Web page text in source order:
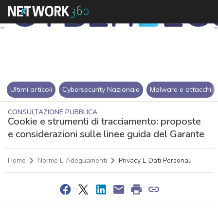
Ultimi articoli Cybersecurity Nazionale Malware e attacchi
CONSULTAZIONE PUBBLICA
Cookie e strumenti di tracciamento: proposte
e considerazioni sulle linee guida del Garante
Home Norme E Adeguamenti Privacy E Dati Personali